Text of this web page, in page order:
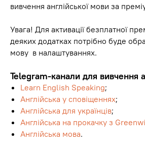
вивчення англійської мови за
Увага! Для активації безплатної
деяких додатках потрібно буде
мову в налаштуваннях.
Telegram-канали для вивчення
Learn English Speaking;
Англійська у сповіщеннях;
Англійська для українців;
Англійська на прокачку з
Англійська мова.